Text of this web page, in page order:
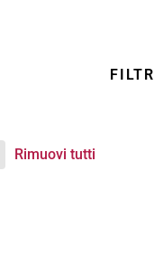
Rimuovi tutti